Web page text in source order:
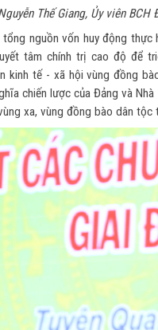
Thế Giang, Ủy viên
nguồn vốn huy động
tâm chính trị cao độ để
kinh tế - xã hội vùng đồng
chiến lược của Đảng và
xa, vùng đồng bào dân tộc